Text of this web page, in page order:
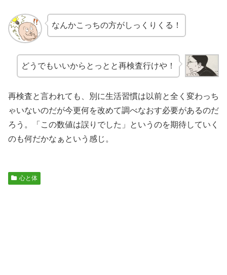
なんかこっちの方がしっくりくる！
どうでもいいからとっとと再検査行けや！
再検査と言われても、別に生活習慣は以前と全く変わっち
ゃいないのだが今更何を改めて調べなおす必要があるのだ
ろう。「この数値は誤りでした」というのを期待していく
のも何だかなぁという感じ。
心と体